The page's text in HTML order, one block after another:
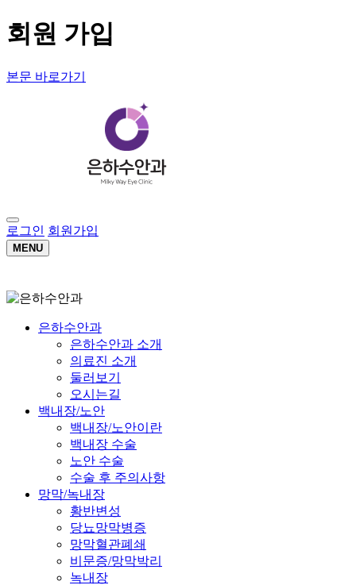
회원 가입
본문 바로가기
로그인 회원가입
MENU
은하수안과
은하수안과 소개
의료진 소개
둘러보기
오시는길
백내장/노안
백내장/노안이란
백내장 수술
노안 수술
수술 후 주의사항
망막/녹내장
황반변성
당뇨망막병증
망막혈관폐쇄
비문증/망막박리
녹내장